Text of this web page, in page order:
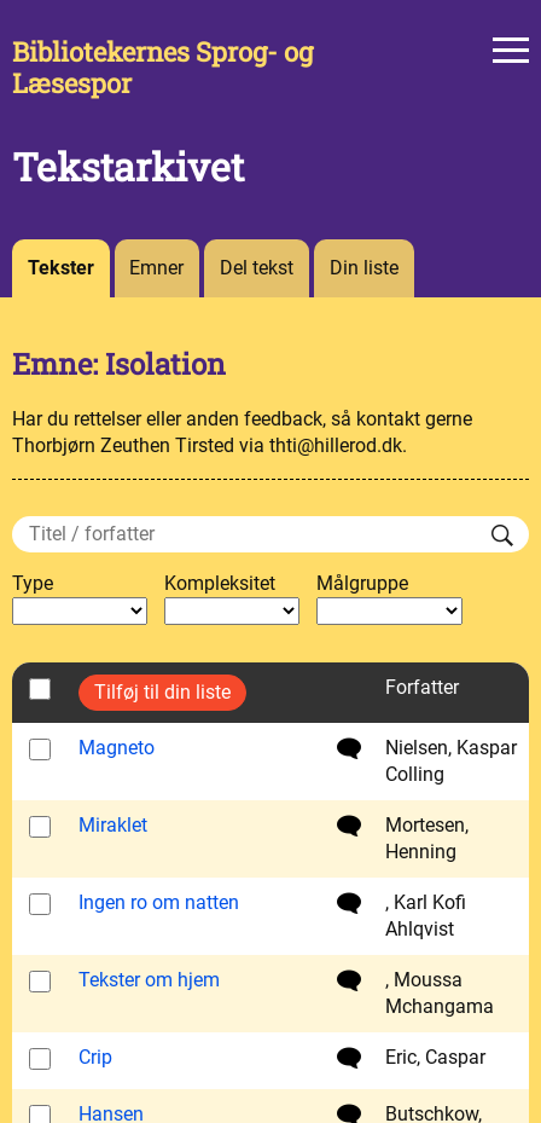
Bibliotekernes Sprog- og
Læsespor
Tekstarkivet
Tekster Emner Del tekst Din liste
Emne: Isolation
Har du rettelser eller anden feedback, så kontakt gerne
Thorbjørn Zeuthen Tirsted via thti@hillerod.dk.
Type Kompleksitet Målgruppe
Forfatter
Magneto
Nielsen, Kaspar
Colling
Miraklet
Mortesen,
Henning
Ingen ro om natten
, Karl Kofi
Ahlqvist
Tekster om hjem
, Moussa
Mchangama
Crip Eric, Caspar
Hansen
Butschkow,